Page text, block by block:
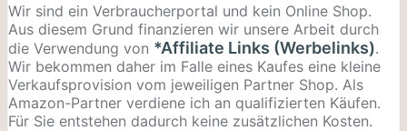
Wir sind ein Verbraucherportal und kein Online Shop.
Aus diesem Grund finanzieren wir unsere Arbeit durch
die Verwendung von *Affiliate Links (Werbelinks).
Wir bekommen daher im Falle eines Kaufes eine kleine
Verkaufsprovision vom jeweiligen Partner Shop. Als
Amazon-Partner verdiene ich an qualifizierten Käufen.
Für Sie entstehen dadurch keine zusätzlichen Kosten.